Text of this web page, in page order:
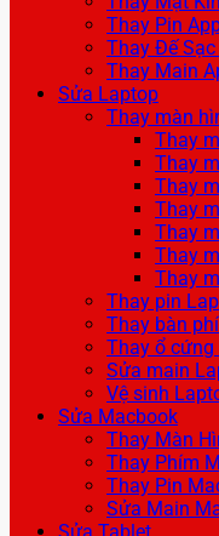
Thay Pin
Thay Đế
Thay Main
Sửa Laptop
Thay màn
Thay
Thay
Thay
Thay
Thay
Thay
Thay
Thay pin
Thay bàn
Thay ổ
Sửa main
Vệ sinh
Sửa Macbook
Thay Màn
Thay Phím
Thay Pin
Sửa Main